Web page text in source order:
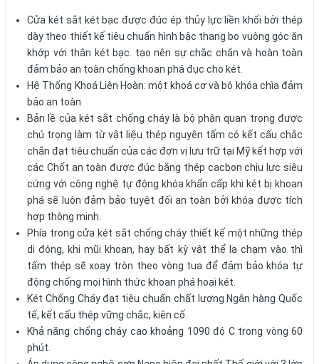
Cửa két sắt két bạc được đúc ép thủy lực liền khối bởi thép
dày theo thiết kế tiêu chuẩn hình bậc thang bo vuông góc ăn
khớp với thân két bạc. tạo nên sự chắc chắn và hoàn toàn
đảm bảo an toàn chống khoan phá đục cho két.
Hệ Thống Khoá Liên Hoàn: một khoá cơ và bộ khóa chìa đảm
bảo an toàn
Bản lề của két sắt chống cháy là bộ phận quan trọng được
chú trọng làm từ vật liệu thép nguyên tấm có kết cấu chắc
chắn đạt tiêu chuẩn của các đơn vị lưu trữ tại Mỹ kết hợp với
các Chốt an toàn được đúc bằng thép cacbon chịu lực siêu
cứng với công nghệ tự động khóa khẩn cấp khi két bị khoan
phá sẽ luôn đảm bảo tuyệt đối an toàn bởi khóa được tích
hợp thông minh.
Phía trong cửa két sắt chống cháy thiết kế một những thép
di động, khi mũi khoan, hay bất kỳ vật thể lạ chạm vào thì
tấm thép sẽ xoay tròn theo vòng tua để đảm bảo khóa tự
động chống mọi hình thức khoan phá hoại két.
Két Chống Cháy đạt tiêu chuẩn chất lượng Ngân hàng Quốc
tế, kết cấu thép vững chắc, kiên cố.
Khả năng chống cháy cao khoảng 1090 độ C trong vòng 60
phút.